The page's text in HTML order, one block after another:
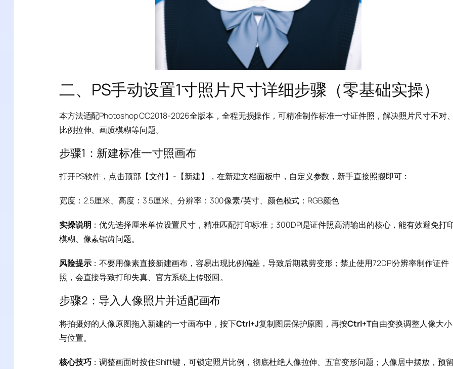
二、PS手动设置1寸照片尺寸详细步骤（零基础实操）
本方法适配Photoshop CC2018-2026全版本，全程无损操作，可精准制作标准一寸证件照，解决照片尺寸不对
比例拉伸、画质模糊等问题。
步骤1：新建标准一寸照画布
打开PS软件，点击顶部【文件】-【新建】，在新建文档面板中，自定义参数，新手直接照搬即可：
宽度：2.5厘米、高度：3.5厘米、分辨率：300像素/英寸、颜色模式：RGB颜色
实操说明 ：优先选择厘米单位设置尺寸，精准匹配打印标准；300DPI是证件照高清输出的核心，能有效避免打
模糊、像素锯齿问题。
风险提示：不要用像素直接新建画布，容易出现比例偏差，导致后期裁剪变形；禁止使用72DPI分辨率制作证件
照，会直接导致打印失真、官方系统上传驳回。
步骤2：导入人像照片并适配画布
将拍摄好的人像原图拖入新建的一寸画布中，按下Ctrl+J复制图层保护原图，再按Ctrl+T自由变换调整人像大小
与位置。
核心技巧：调整画面时按住Shift键，可锁定照片比例，彻底杜绝人像拉伸、五官变形问题；人像居中摆放，预